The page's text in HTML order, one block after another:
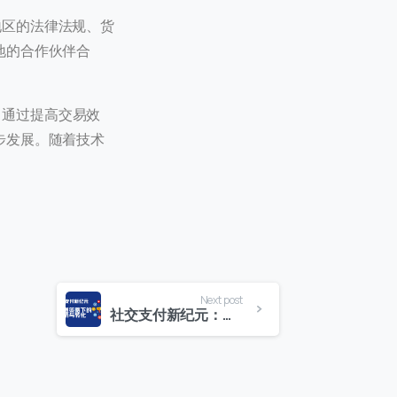
的法律法规、货
的合作伙伴合
过提高交易效
发展。随着技术
Next post
社交支付新纪元：多渠道策略下的营销与转化